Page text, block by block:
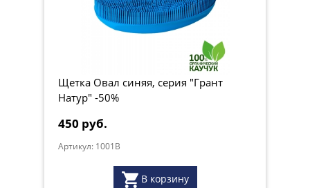
Щетка Овал синяя, серия "Грант
Натур" -50%
450 руб.
Артикул: 1001B
В корзину